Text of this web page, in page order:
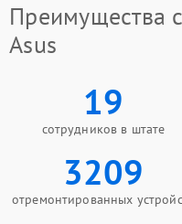
Преимущества
Asus
19
сотрудников в штате
3209
отремонтированных